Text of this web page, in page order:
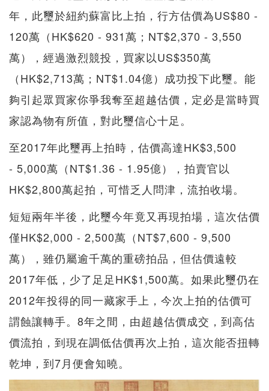
年，此璽於紐約蘇富比上拍，行方估價為US$80 -
120萬（HK$620 - 931萬；NT$2,370 - 3,550
萬），經過激烈競投，買家以US$350萬
（HK$2,713萬；NT$1.04億）成功投下此璽。能
夠引起眾買家你爭我奪至超越估價，定必是當時買
家認為物有所值，對此璽信心十足。
至2017年此璽再上拍時，估價高達HK$3,500
- 5,000萬（NT$1.36 - 1.95億），拍賣官以
HK$2,800萬起拍，可惜乏人問津，流拍收場。
短短兩年半後，此璽今年竟又再現拍場，這次估價
僅HK$2,000 - 2,500萬（NT$7,600 - 9,500
萬），雖仍屬逾千萬的重磅拍品，但估價遠較
2017年低，少了足足HK$1,500萬。如果此璽仍在
2012年投得的同一藏家手上，今次上拍的估價可
謂蝕讓轉手。8年之間，由超越估價成交，到高估
價流拍，到現在調低估價再次上拍，這次能否扭轉
乾坤，到7月便會知曉。